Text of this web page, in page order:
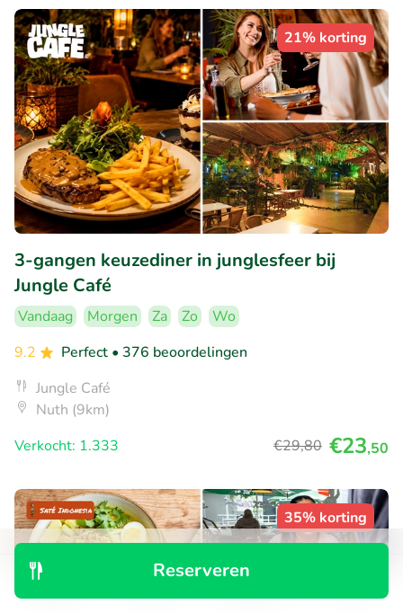
Reserveren
21% korting
3-gangen keuzediner in junglesfeer bij
Jungle Café
Vandaag Morgen Za Zo
Wo
9.2
Perfect • 376 beoordelingen
Jungle Café
Nuth (9km)
Verkocht: 1.333
€29,80 €23,50
35% korting